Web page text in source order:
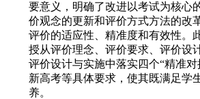
要意义，明确了改进以考试为核心
价观念的更新和评价方式方法的改
评价的适应性、精准度和有效性。
授从评价理念、评价要求、评价设
评价设计与实施中落实四个“精准
新高考等具体要求，使其既满足学
养。